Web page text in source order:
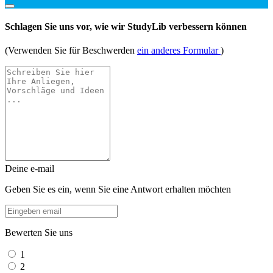
Schlagen Sie uns vor, wie wir StudyLib verbessern können
(Verwenden Sie für Beschwerden ein anderes Formular)
Deine e-mail
Geben Sie es ein, wenn Sie eine Antwort erhalten möchten
Bewerten Sie uns
1
2